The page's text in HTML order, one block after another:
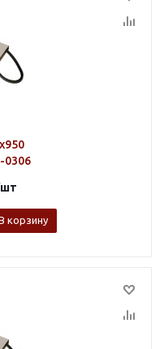
0306
корзину